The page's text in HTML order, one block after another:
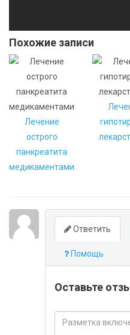
Похожие записи
Лечение
острого
панкреатита
медикаментами
Ответить
Помощь
Оставьте